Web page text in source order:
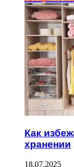
Как
хранении
18.07.2025